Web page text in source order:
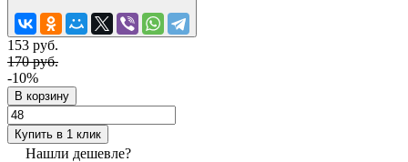
153 руб.
170 руб.
-10%
В корзину
Купить в 1 клик
Нашли дешевле?